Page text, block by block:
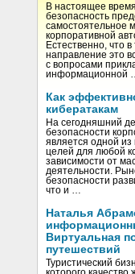
В настоящее
безопасность
самостоятельное
корпоративной
Естественно, что в
направление это
с вопросами
информационной …
Как
кибератакам
На сегодняшний
безопасности
является одной
целей для любой
зависимости от
деятельности.
безопасности
что и …
Наталья
Виртуальная
путешествий
Туристический